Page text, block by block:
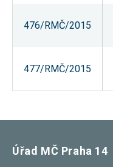
476/RMČ/2015
477/RMČ/2015
Úřad MČ Praha 14